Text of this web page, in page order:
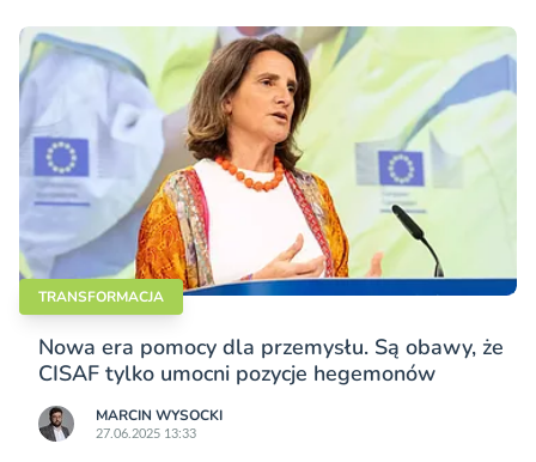
TRANSFORMACJA
Nowa era pomocy dla przemysłu. Są obawy, że
CISAF tylko umocni pozycje hegemonów
MARCIN WYSOCKI
27.06.2025 13:33